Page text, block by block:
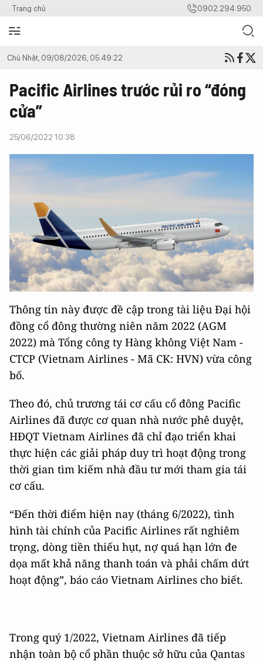
Trang chủ 0902.294.950
Chủ Nhật, 09/08/2026, 05:49:22
Pacific Airlines trước rủi ro “đóng
cửa”
25/06/2022 10:38
Thông tin này được đề cập trong tài liệu Đại hội
đồng cổ đông thường niên năm 2022 (AGM
2022) mà Tổng công ty Hàng không Việt Nam -
CTCP (Vietnam Airlines - Mã CK: HVN) vừa công
bố.
Theo đó, chủ trương tái cơ cấu cổ đông Pacific
Airlines đã được cơ quan nhà nước phê duyệt,
HĐQT Vietnam Airlines đã chỉ đạo triển khai
thực hiện các giải pháp duy trì hoạt động trong
thời gian tìm kiếm nhà đầu tư mới tham gia tái
cơ cấu.
“Đến thời điểm hiện nay (tháng 6/2022), tình
hình tài chính của Pacific Airlines rất nghiêm
trọng, dòng tiền thiếu hụt, nợ quá hạn lớn đe
dọa mất khả năng thanh toán và phải chấm dứt
hoạt động”, báo cáo Vietnam Airlines cho biết.
Trong quý 1/2022, Vietnam Airlines đã tiếp
nhận toàn bộ cổ phần thuộc sở hữu của Qantas